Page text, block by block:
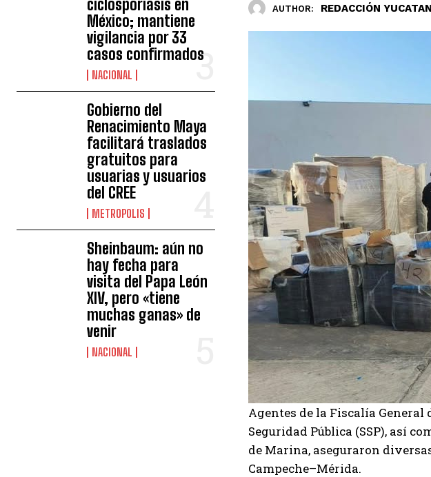
ciclosporiasis en
México; mantiene
vigilancia por 33
casos confirmados
NACIONAL
Gobierno del
Renacimiento Maya
facilitará traslados
gratuitos para
usuarias y usuarios
del CREE
METROPOLIS
Sheinbaum: aún no
hay fecha para
visita del Papa León
XIV, pero «tiene
muchas ganas» de
venir
NACIONAL
AUTHOR: REDACCIÓN
Agentes de la Fiscalía General
Seguridad Pública (SSP), así
de Marina, aseguraron
Campeche–Mérida.